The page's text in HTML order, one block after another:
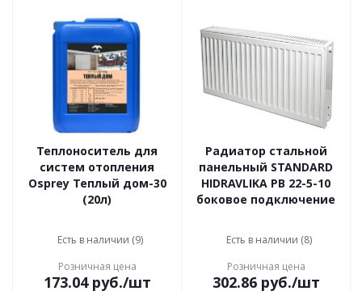
Теплоноситель для
систем отопления
Osprey Теплый дом-30
(20л)
Есть в наличии (9)
Розничная цена
173.04руб./шт
Радиатор стальной
панельный STANDARD
HIDRAVLIKA РВ 22-5-10
боковое подключение
Есть в наличии (8)
Розничная цена
302.86руб./шт